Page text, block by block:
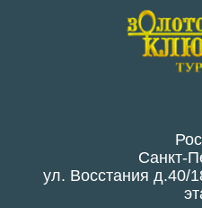
Санкт-
ул. Восстания д.40/